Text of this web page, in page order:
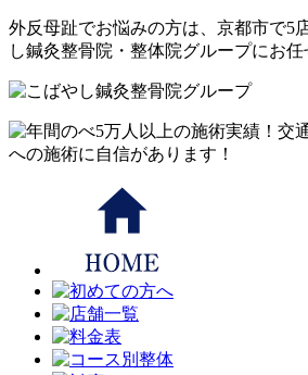
外反母趾でお悩みの方は、京都市で5
し鍼灸整骨院・整体院グループにお任